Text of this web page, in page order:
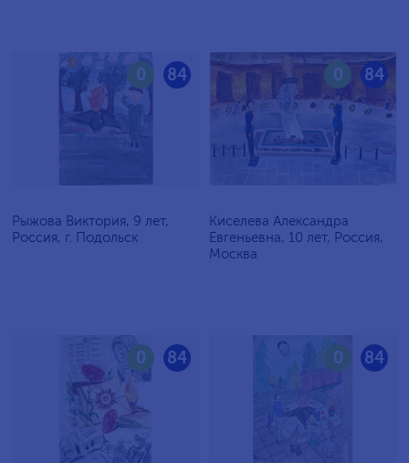
84
0
Рыжова Виктория, 9 лет,
Россия, г. Подольск
84
0
Киселева Александра
Евгеньевна, 10 лет, Россия,
Москва
84
0 84
0